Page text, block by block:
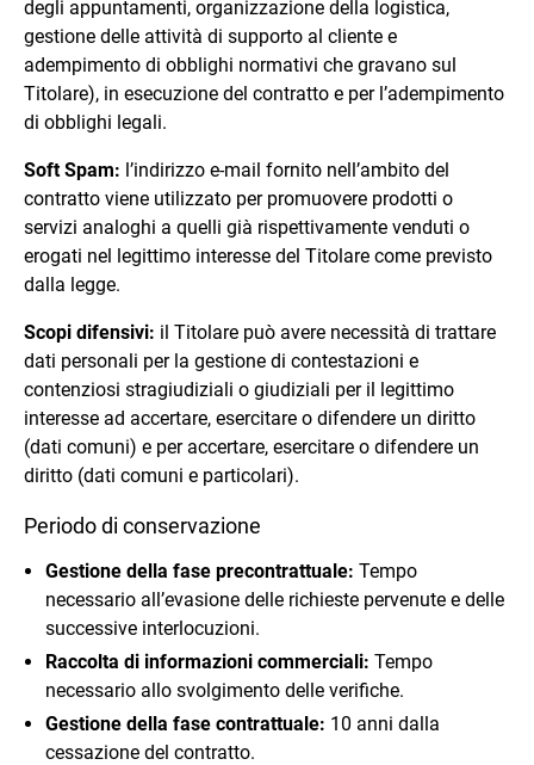
degli appuntamenti, organizzazione della logistica,
gestione delle attività di supporto al cliente e
adempimento di obblighi normativi che gravano sul
Titolare), in esecuzione del contratto e per l’adempimento
di obblighi legali.
Soft Spam: l’indirizzo e-mail fornito nell’ambito del
contratto viene utilizzato per promuovere prodotti o
servizi analoghi a quelli già rispettivamente venduti o
erogati nel legittimo interesse del Titolare come previsto
dalla legge.
Scopi difensivi: il Titolare può avere necessità di trattare
dati personali per la gestione di contestazioni e
contenziosi stragiudiziali o giudiziali per il legittimo
interesse ad accertare, esercitare o difendere un diritto
(dati comuni) e per accertare, esercitare o difendere un
diritto (dati comuni e particolari).
Periodo di conservazione
Gestione della fase precontrattuale: Tempo
necessario all’evasione delle richieste pervenute e delle
successive interlocuzioni.
Raccolta di informazioni commerciali: Tempo
necessario allo svolgimento delle verifiche.
Gestione della fase contrattuale: 10 anni dalla
cessazione del contratto.